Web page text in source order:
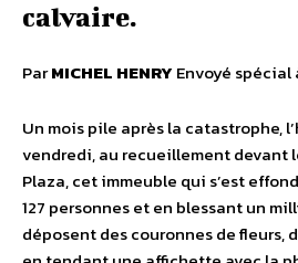
calvaire.
ParMICHEL HENRYEnvoyé spécial
Un mois pile après la catastrophe,
vendredi, au recueillement devant
Plaza, cet immeuble qui s’est
127 personnes et en blessant un
déposent des couronnes de fleurs,